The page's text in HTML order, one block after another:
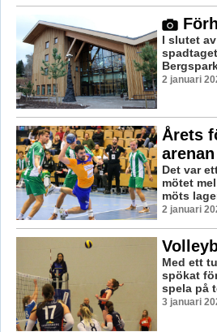
I slutet
2 januari
Årets
arenan
Det var
mötet
möts
2 januari
Med ett
spökat
spela på
3 januari